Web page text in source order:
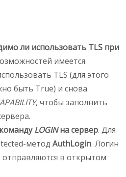
ли использовать TLS при
имеется
TLS (для этого
быть True) и снова
, чтобы заполнить
LOGINна сервер. Для
метод AuthLogin. Логин
отправляются в открытом